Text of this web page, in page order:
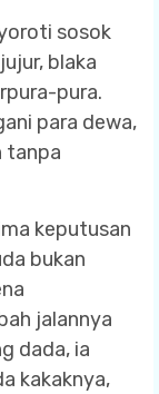
sosok
blaka
pura.
para dewa,
tanpa
keputusan
bukan
jalannya
dada, ia
kakaknya,